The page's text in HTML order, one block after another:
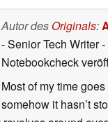
Autor des Originals:
- Senior Tech Writer
Notebookcheck
Most of my time
somehow it hasn’t